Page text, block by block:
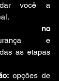
você a
no
e
as etapas
opções de